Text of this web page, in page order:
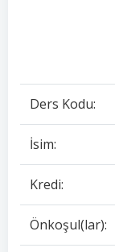
Ders Kodu:
İsim:
Kredi:
Önkoşul(lar):